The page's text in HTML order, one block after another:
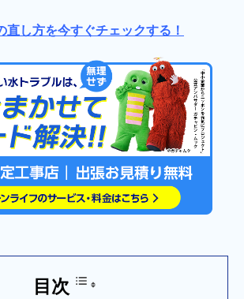
し方を今すぐチェックする！
目次